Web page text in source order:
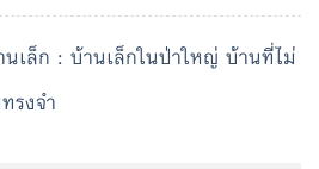
เล็ก : บ้านเล็กในป่าใหญ่ บ้านที่ไม่
รงจำ